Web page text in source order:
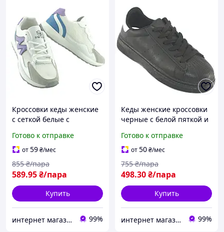
Кроссовки кеды женские
с сеткой белые с
синим с
светоотражателями
размер 37
Готово к отправке
от59₴/мес
589.95₴/пара
855 ₴/пара
Купить
интернет магазин ОПТИМАЛЬНЫЙ ВЫБОР 99%
Кеды женские кроссовки
черные с белой пяткой и
осень размер 37
Готово к отправке
от50₴/мес
498.30₴/пара
755 ₴/пара
Купить
интернет магазин ОПТИМАЛЬНЫЙ ВЫБОР 99%